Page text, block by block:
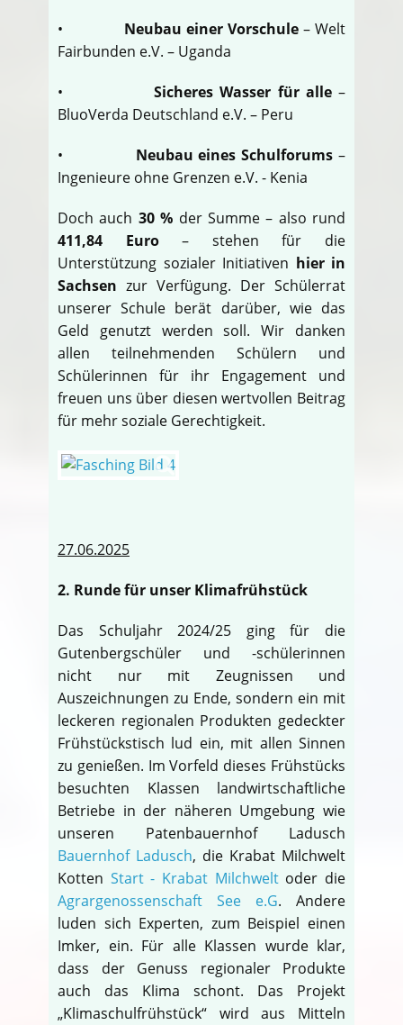
• Neubau einer Vorschule – Welt
Fairbunden e.V. – Uganda
•Sicheres Wasser für alle–
BluoVerda Deutschland e.V. – Peru
• Neubau eines Schulforums –
Ingenieure ohne Grenzen e.V. - Kenia
Doch auch 30 % der Summe – also rund
411,84 Euro– stehen für die
Unterstützung sozialer Initiativen hier in
Sachsen zur Verfügung. Der Schülerrat
unserer Schule berät darüber, wie das
Geld genutzt werden soll. Wir danken
allen teilnehmenden Schülern und
Schülerinnen für ihr Engagement und
freuen uns über diesen wertvollen Beitrag
für mehr soziale Gerechtigkeit.
27.06.2025
2. Runde für unser Klimafrühstück
Das Schuljahr 2024/25 ging für die
Gutenbergschüler und -schülerinnen
nicht nur mit Zeugnissen und
Auszeichnungen zu Ende, sondern ein mit
leckeren regionalen Produkten gedeckter
Frühstückstisch lud ein, mit allen Sinnen
zu genießen. Im Vorfeld dieses Frühstücks
besuchten Klassen landwirtschaftliche
Betriebe in der näheren Umgebung wie
unseren Patenbauernhof Ladusch
Bauernhof Ladusch, die Krabat Milchwelt
Kotten Start - Krabat Milchweltoder die
Agrargenossenschaft See e.G. Andere
luden sich Experten, zum Beispiel einen
Imker, ein. Für alle Klassen wurde klar,
dass der Genuss regionaler Produkte
auch das Klima schont. Das Projekt
„Klimaschulfrühstück“ wird aus Mitteln